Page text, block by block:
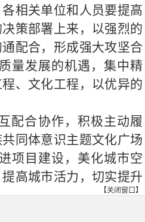
相关单位和人员要提高
策部署上来，以强烈的
配合，形成强大攻坚合
量发展的机遇，集中精
、文化工程，以优异的
配合协作，积极主动履
同体意识主题文化广场
项目建设，美化城市空
高城市活力，切实提升
【关闭窗口】